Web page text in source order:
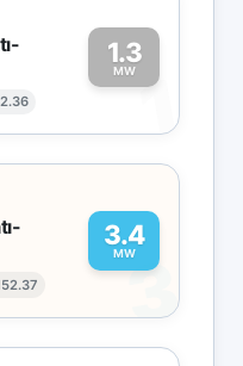
1.3
MW1
3.4
MW
3